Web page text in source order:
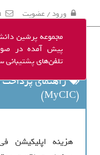
مجموعه پرشین
پیش آمده در
تلفن‌های پشتیبانی
ورود / عضویت
راهنمای پرداخت
(MyCIC)